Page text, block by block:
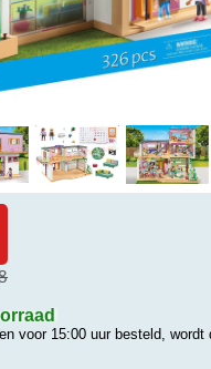
voor 15:00 uur besteld, wordt